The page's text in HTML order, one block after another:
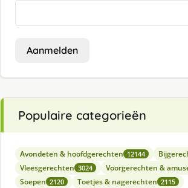
Aanmelden
Populaire categorieën
Avondeten & hoofdgerechten 12144
Vleesgerechten 3024 Voorgerechten &
Soepen 2120 Toetjes & nagerechten 2115